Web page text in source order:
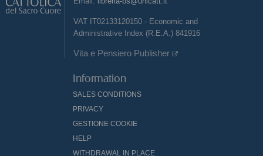
VAT IT02133120150 - Economic and
Administrative Index (R.E.A.) 841916
Vita e Pensiero Publisher
Information
SALES CONDITIONS
PRIVACY
GESTIONE COOKIE
HELP
WITHDRAWAL IN PLACE